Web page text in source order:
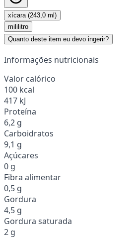
xícara (243,0 ml)
mililitro
Quanto deste item eu devo ingerir?
Informações nutricionais
Valor calórico
100 kcal
417 kJ
Proteína
6,2 g
Carboidratos
9,1 g
Açúcares
0 g
Fibra alimentar
0,5 g
Gordura
4,5 g
Gordura saturada
2 g